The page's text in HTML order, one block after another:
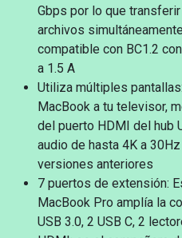
Gbps por lo que
archivos
compatible con BC1.2
a 1.5 A
Utiliza múltiples
MacBook a tu televisor,
del puerto HDMI del hub
audio de hasta 4K a
versiones anteriores
7 puertos de extensión:
MacBook Pro amplía la
USB 3.0, 2 USB C, 2